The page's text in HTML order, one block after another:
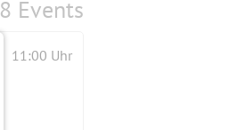
8 Events
11:00 Uhr